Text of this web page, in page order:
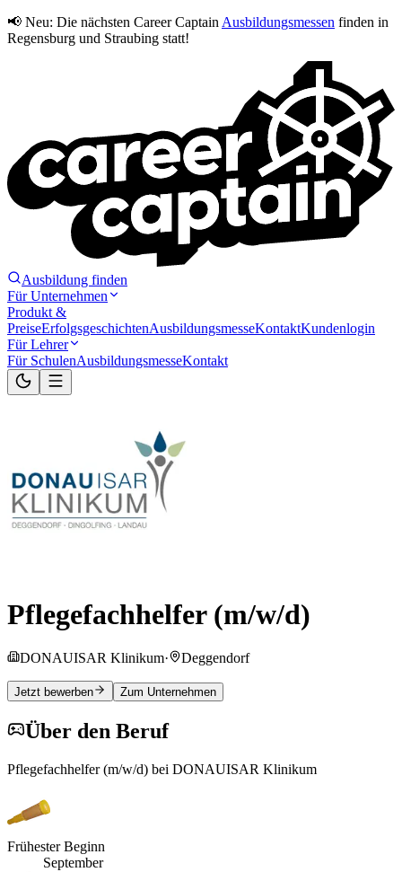
📢 Neu: Die nächsten Career Captain Ausbildungsmessen finden in
Regensburg und Straubing statt!
Ausbildung finden
Für Unternehmen
Produkt &
PreiseErfolgsgeschichtenAusbildungsmesseKontaktKundenlogin
Für Lehrer
Für SchulenAusbildungsmesseKontakt
Pflegefachhelfer (m/w/d)
DONAUISAR Klinikum· Deggendorf
Jetzt bewerben Zum Unternehmen
Über den Beruf
Pflegefachhelfer (m/w/d) bei DONAUISAR Klinikum
Frühester Beginn
September